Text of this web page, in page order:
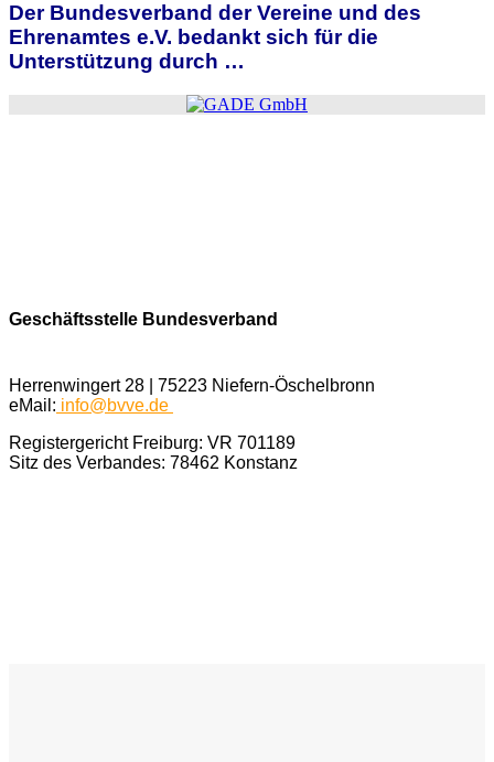
Der Bundesverband der Vereine und des
Ehrenamtes e.V. bedankt sich für die
Unterstützung durch …
Geschäftsstelle Bundesverband
Herrenwingert 28 | 75223 Niefern-Öschelbronn
eMail: info@bvve.de
Registergericht Freiburg: VR 701189
Sitz des Verbandes: 78462 Konstanz